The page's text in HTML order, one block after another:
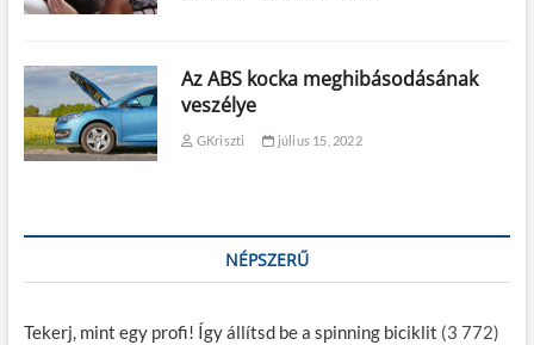
Az ABS kocka meghibásodásának
veszélye
GKriszti július 15, 2022
NÉPSZERŰ
Tekerj, mint egy profi! Így állítsd be a spinning biciklit (3 772)